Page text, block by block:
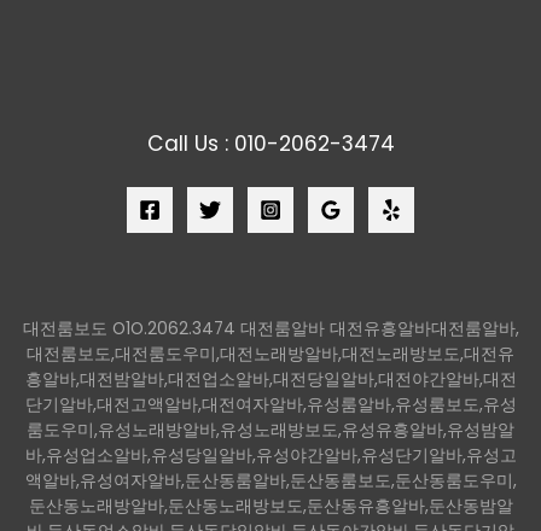
Call Us : 010-2062-3474
대전룸보도 O1O.2062.3474 대전룸알바 대전유흥알바대전룸알바,
대전룸보도,대전룸도우미,대전노래방알바,대전노래방보도,대전유
흥알바,대전밤알바,대전업소알바,대전당일알바,대전야간알바,대전
단기알바,대전고액알바,대전여자알바,유성룸알바,유성룸보도,유성
룸도우미,유성노래방알바,유성노래방보도,유성유흥알바,유성밤알
바,유성업소알바,유성당일알바,유성야간알바,유성단기알바,유성고
액알바,유성여자알바,둔산동룸알바,둔산동룸보도,둔산동룸도우미,
둔산동노래방알바,둔산동노래방보도,둔산동유흥알바,둔산동밤알